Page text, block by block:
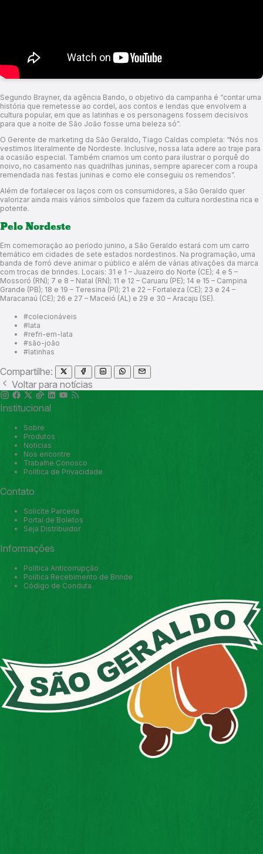
Segundo Brayner, da agência Bando, o objetivo da campanha é “contar uma
história que remetesse ao cordel, aos contos e lendas que envolvem a
cultura popular, em que as latinhas e os personagens fossem decisivos
para que a noite de São João fosse uma beleza só”.
O Gerente de marketing da São Geraldo, Tiago Caldas completa: “Nós nos
vestimos literalmente de Nordeste. Inclusive, nossa lata adere ao traje para
a ocasião especial. Também criamos um conto para ilustrar o porquê do
noivo, no casamento nas quadrilhas juninas, sempre aparecer com a roupa
remendada nas festas juninas e como ele conseguiu os remendos”.
Além de fortalecer os laços com os consumidores, a São Geraldo quer
valorizar ainda mais vários símbolos que fazem da cultura nordestina rica e
potente.
Pelo Nordeste
Em comemoração ao período junino, a São Geraldo estará com um carro
temático em cidades de sete estados nordestinos. Na programação, uma
banda de forró deve animar o público e além de várias ativações da marca
com trocas de brindes. Locais: 31 e 1 – Juazeiro do Norte (CE); 4 e 5 –
Mossoró (RN); 7 e 8 – Natal (RN); 11 e 12 – Caruaru (PE); 14 e 15 – Campina
Grande (PB); 18 e 19 – Teresina (PI); 21 e 22 – Fortaleza (CE); 23 e 24 –
Maracanaú (CE); 26 e 27 – Maceió (AL) e 29 e 30 – Aracaju (SE).
#colecionáveis
#lata
#refri-em-lata
#são-joão
#latinhas
Compartilhe:
Voltar para notícias
Institucional
Sobre
Produtos
Notícias
Nos encontre
Trabalhe Conosco
Política de Privacidade
Contato
Solicite Parceria
Portal de Boletos
Seja Distribuidor
Informações
Política Anticorrupção
Política Recebimento de Brinde
Código de Conduta